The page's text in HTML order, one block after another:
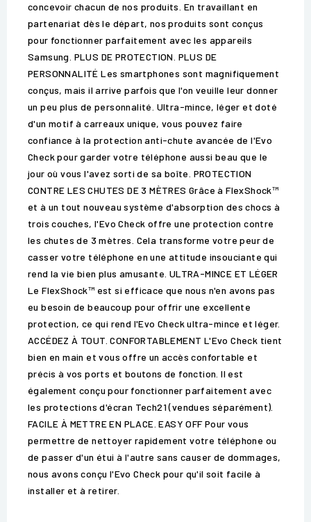
concevoir chacun de nos produits. En travaillant en
partenariat dès le départ, nos produits sont conçus
pour fonctionner parfaitement avec les appareils
Samsung. PLUS DE PROTECTION. PLUS DE
PERSONNALITÉ Les smartphones sont magnifiquement
conçus, mais il arrive parfois que l'on veuille leur donner
un peu plus de personnalité. Ultra-mince, léger et doté
d'un motif à carreaux unique, vous pouvez faire
confiance à la protection anti-chute avancée de l'Evo
Check pour garder votre téléphone aussi beau que le
jour où vous l'avez sorti de sa boîte. PROTECTION
CONTRE LES CHUTES DE 3 MÈTRES Grâce à FlexShock™
et à un tout nouveau système d'absorption des chocs à
trois couches, l'Evo Check offre une protection contre
les chutes de 3 mètres. Cela transforme votre peur de
casser votre téléphone en une attitude insouciante qui
rend la vie bien plus amusante. ULTRA-MINCE ET LÉGER
Le FlexShock™ est si efficace que nous n'en avons pas
eu besoin de beaucoup pour offrir une excellente
protection, ce qui rend l'Evo Check ultra-mince et léger.
ACCÉDEZ À TOUT. CONFORTABLEMENT L'Evo Check tient
bien en main et vous offre un accès confortable et
précis à vos ports et boutons de fonction. Il est
également conçu pour fonctionner parfaitement avec
les protections d'écran Tech21 (vendues séparément).
FACILE À METTRE EN PLACE. EASY OFF Pour vous
permettre de nettoyer rapidement votre téléphone ou
de passer d'un étui à l'autre sans causer de dommages,
nous avons conçu l'Evo Check pour qu'il soit facile à
installer et à retirer.